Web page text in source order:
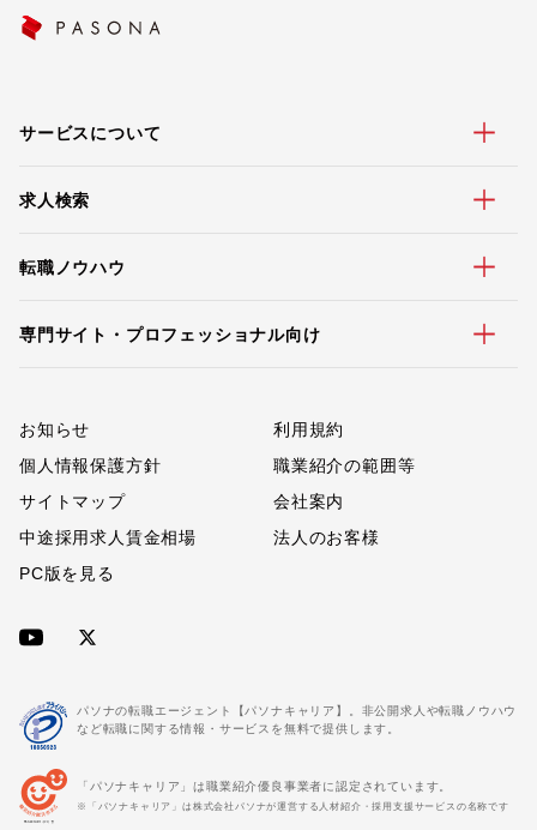
サービスについて
求人検索
転職ノウハウ
専門サイト・プロフェッショナル向け
お知らせ
利用規約
個人情報保護方針
職業紹介の範囲等
サイトマップ
会社案内
中途採用求人賃金相場
法人のお客様
PC版を見る
パソナの転職エージェント【パソナキャリア】。非公開求人や転職ノウハウ
など転職に関する情報・サービスを無料で提供します。
「パソナキャリア」は職業紹介優良事業者に認定されています。
※「パソナキャリア」は株式会社パソナが運営する人材紹介・採用支援サービスの名称です